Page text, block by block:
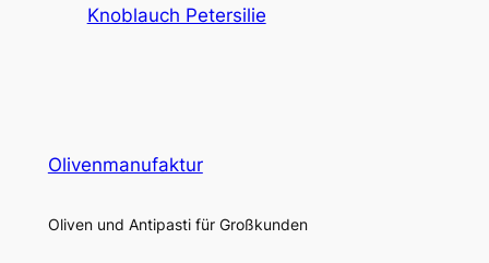
Knoblauch Petersilie
Olivenmanufaktur
Oliven und Antipasti für Großkunden